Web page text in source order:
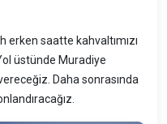
erken saatte kahvaltımızı
üstünde Muradiye
Daha sonrasında